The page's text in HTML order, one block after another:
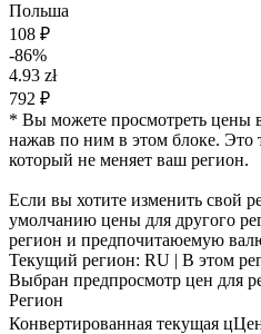
Польша
108 ₽
-86%
4.93 zł
792 ₽
* Вы можете просмотреть цены
нажав по ним в этом блоке. Это
который не меняет ваш регион.
Если вы хотите изменить свой
умолчанию цены для другого
регион и предпочитаюемую
Текущий регион: RU | В этом
Выбран предпросмотр цен для
Регион
Конвертированная текущая цЦ